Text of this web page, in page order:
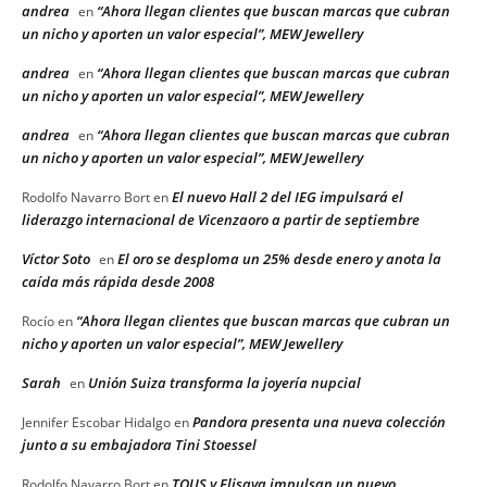
andrea en “Ahora llegan clientes que buscan marcas que cubran
un nicho y aporten un valor especial”, MEW Jewellery
andrea en “Ahora llegan clientes que buscan marcas que cubran
un nicho y aporten un valor especial”, MEW Jewellery
andrea en “Ahora llegan clientes que buscan marcas que cubran
un nicho y aporten un valor especial”, MEW Jewellery
Rodolfo Navarro BortenEl nuevo Hall 2 del IEG impulsará el
liderazgo internacional de Vicenzaoro a partir de septiembre
Víctor Soto enEl oro se desploma un 25% desde enero y anota la
caída más rápida desde 2008
Rocíoen “Ahora llegan clientes que buscan marcas que cubran un
nicho y aporten un valor especial”, MEW Jewellery
Sarah en Unión Suiza transforma la joyería nupcial
Jennifer Escobar HidalgoenPandora presenta una nueva colección
junto a su embajadora Tini Stoessel